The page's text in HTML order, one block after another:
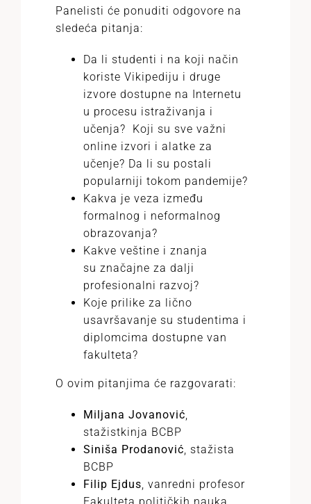
Panelisti će ponuditi odgovore na
sledeća pitanja:
Da li studenti i na koji način
koriste Vikipediju i druge
izvore dostupne na Internetu
u procesu istraživanja i
učenja? Koji su sve važni
online izvori i alatke za
učenje? Da li su postali
popularniji tokom pandemije?
Kakva je veza između
formalnog i neformalnog
obrazovanja?
Kakve veštine i znanja
su značajne za dalji
profesionalni razvoj?
Koje prilike za lično
usavršavanje su studentima i
diplomcima dostupne van
fakulteta?
O ovim pitanjima će razgovarati:
Miljana Jovanović,
stažistkinja BCBP
Siniša Prodanović, stažista
BCBP
Filip Ejdus, vanredni profesor